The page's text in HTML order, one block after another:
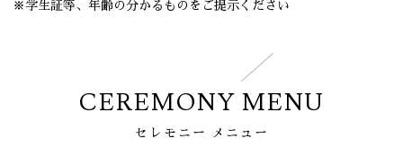
※学生証等、年齢の分かるものをご提示ください
CEREMONY MENU
セレモニー メニュー